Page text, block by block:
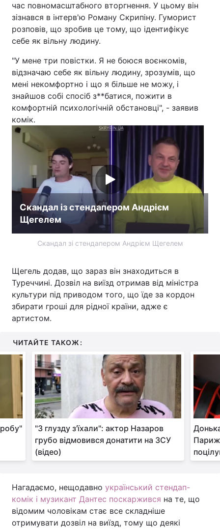
Цікавинки Погода
Екологія Регіони
Відео з Youtube Статті
Інтерв'ю Думки
Архів Вакансії
Контакти
Тема оформлення
час повномасштабного вторгнення. У цьому він
зізнався в інтерв'ю Роману Скрипіну. Гуморист
розповів, що зробив це тому, що ідентифікує
себе як вільну людину.
"У мене три повістки. Я не боюся воєнкомів,
відзначаю себе як вільну людину, зрозумів, що
мені некомфортно і що я більше не можу, і
знайшов собі спосіб з**батися, пожити в
комфортній психологічній обстановці", - заявив
комік.
Скандал із стендапером Андрієм
Щегелем
Скандал зі стендапером Андрієм Щегелем
Щегель додав, що зараз він знаходиться в
Туреччині. Дозвіл на виїзд отримав від міністра
культури під приводом того, що їде за кордон
збирати гроші для рідної країни, адже є
артистом.
ЧИТАЙТЕ ТАКОЖ:
"З глузду з'їхали": актор Назаров
грубо відмовився донатити на ЗСУ
(відео)
Нагадаємо, нещодавно український стендап-
комік і музикант Дантес поскаржився на те, що
відомим чоловікам стає все складніше
отримувати дозвіл на виїзд, тому що деякі